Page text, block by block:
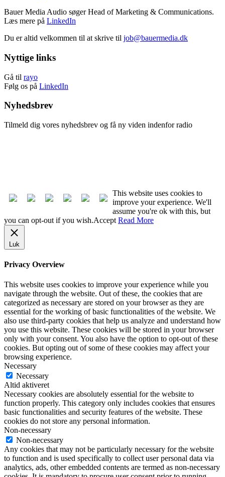
Bauer Media Audio søger Head of Marketing & Communications.
Læs mere på LinkedIn
Du er altid velkommen til at skrive til job@bauermedia.dk
Nyttige links
Gå til rayo
Følg os på LinkedIn
Nyhedsbrev
Tilmeld dig vores nyhedsbrev og få ny viden indenfor radio
This website uses cookies to
improve your experience. We'll
assume you're ok with this, but
you can opt-out if you wish.Accept Read More
Luk
Privacy Overview
This website uses cookies to improve your experience while you
navigate through the website. Out of these, the cookies that are
categorized as necessary are stored on your browser as they are
essential for the working of basic functionalities of the website. We
also use third-party cookies that help us analyze and understand how
you use this website. These cookies will be stored in your browser
only with your consent. You also have the option to opt-out of these
cookies. But opting out of some of these cookies may affect your
browsing experience.
Necessary
Necessary
Altid aktiveret
Necessary cookies are absolutely essential for the website to
function properly. This category only includes cookies that ensures
basic functionalities and security features of the website. These
cookies do not store any personal information.
Non-necessary
Non-necessary
Any cookies that may not be particularly necessary for the website
to function and is used specifically to collect user personal data via
analytics, ads, other embedded contents are termed as non-necessary